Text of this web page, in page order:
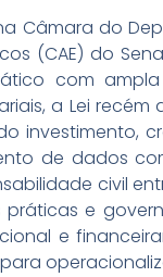
Câmara do
(CAE) do
com
a Lei
investimento,
de dados
civil
e
e